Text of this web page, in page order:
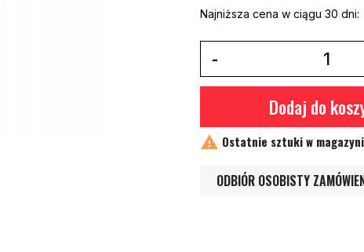
Najniższa cena w ciągu 30 dni:
Dodaj do
 Ostatnie sztuki w
ODBIÓR OSOBISTY